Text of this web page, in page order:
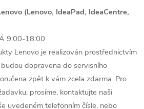
(Lenovo, IdeaPad, IdeaCentre,
9:00-18:00
Lenovo je realizován prostřednictvím
dopravena do servisního
zpět k vám zcela zdarma. Pro
prosíme, kontaktujte naši
uvedeném telefonním čísle, nebo